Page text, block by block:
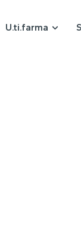
U.ti.farma